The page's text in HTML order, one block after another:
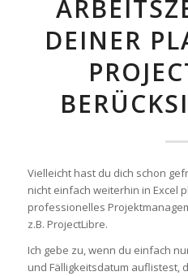
DEINER
Vielleicht hast du dich schon
nicht einfach weiterhin in Excel
professionelles
z.B. ProjectLibre.
Ich gebe zu, wenn du einfach
und Fälligkeitsdatum auflistest,